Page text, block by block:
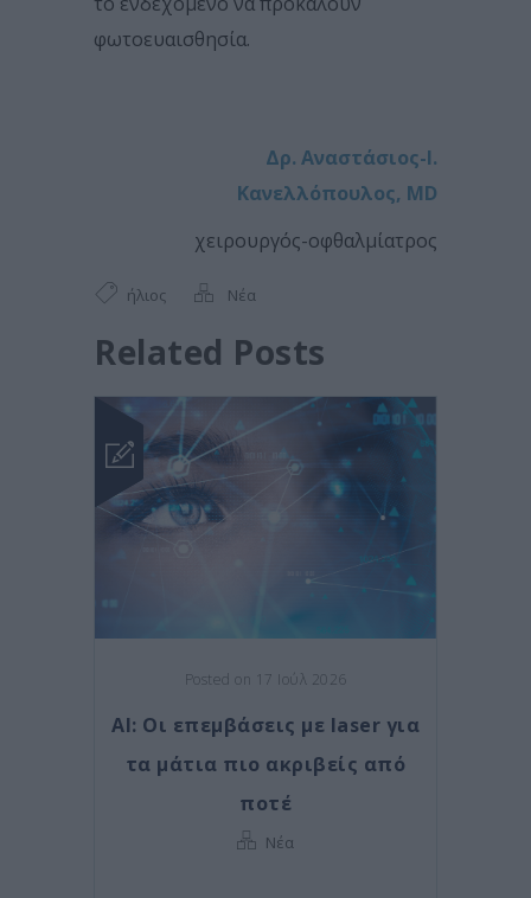
φωτοευαισθησία.
Δρ. Αναστάσιος-Ι.
Κανελλόπουλος, MD
χειρουργός-οφθαλμίατρος
ήλιος Νέα
Related Posts
Posted on 17 Ιούλ 2026
AI: Οι επεμβάσεις με laser για
τα μάτια πιο ακριβείς από
ποτέ
Νέα